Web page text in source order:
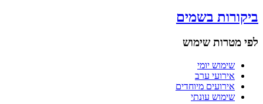
ביקורות בשמים
לפי מטרות שימוש
שימוש יומי
אירועי ערב
אירועים מיוחדים
שימוש עונתי